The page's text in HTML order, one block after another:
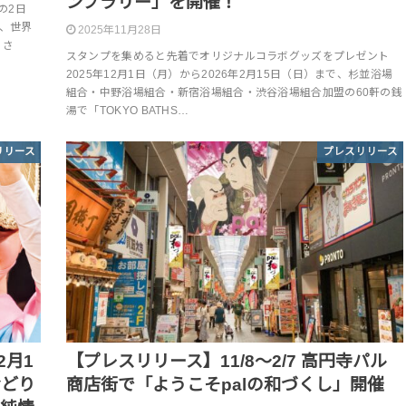
2日
世界
2025年11月28日
スタンプを集めると先着でオリジナルコラボグッズをプレゼント
2025年12月1日（月）から2026年2月15日（日）まで、杉並浴場
組合・中野浴場組合・新宿浴場組合・渋谷浴場組合加盟の60軒の銭
湯で「TOKYO BATHS…
リース
月1
り
プレスリリース
【プレスリリース】11/8～2/7 高円寺パル
商店街で「ようこそpalの和づくし」開催